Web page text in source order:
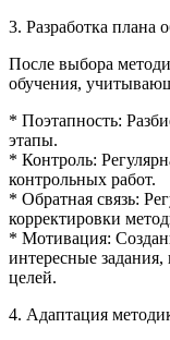
3. Разработка плана
После выбора
обучения,
* Поэтапность:
этапы.
* Контроль:
контрольных работ.
* Обратная связь:
корректировки
* Мотивация:
интересные
целей.
4. Адаптация